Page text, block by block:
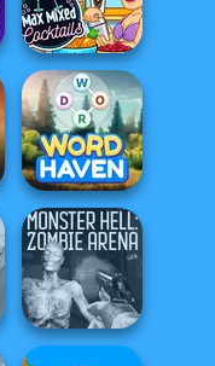
Pin
Max Mixed
Cocktails
Word Haven